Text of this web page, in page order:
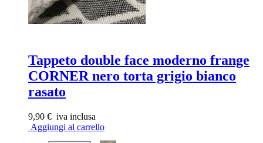
Tappeto double face moderno frange
CORNER nero torta grigio bianco
rasato
9,90 € iva inclusa
Aggiungi al carrello